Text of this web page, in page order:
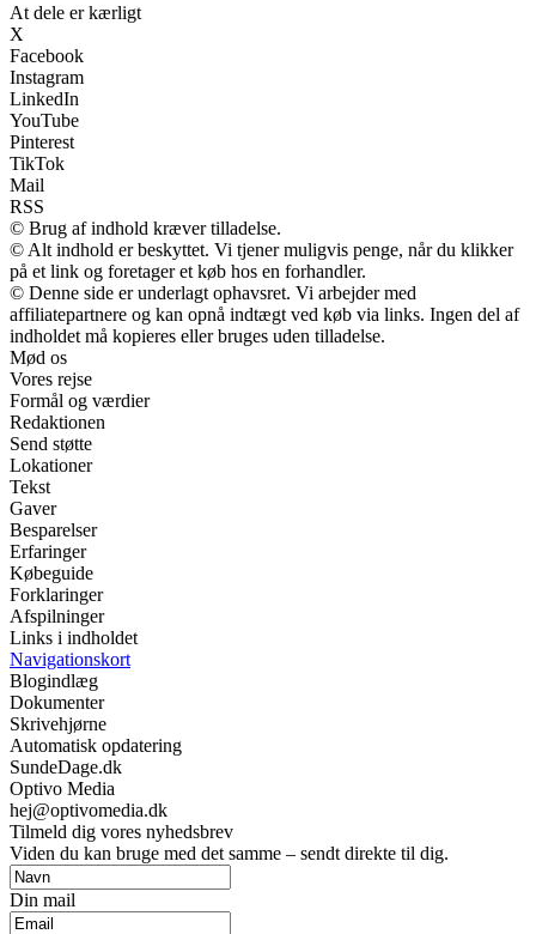
At dele er kærligt
X
Facebook
Instagram
LinkedIn
YouTube
Pinterest
TikTok
Mail
RSS
© Brug af indhold kræver tilladelse.
© Alt indhold er beskyttet. Vi tjener muligvis penge, når du klikker
på et link og foretager et køb hos en forhandler.
© Denne side er underlagt ophavsret. Vi arbejder med
affiliatepartnere og kan opnå indtægt ved køb via links. Ingen del af
indholdet må kopieres eller bruges uden tilladelse.
Mød os
Vores rejse
Formål og værdier
Redaktionen
Send støtte
Lokationer
Tekst
Gaver
Besparelser
Erfaringer
Købeguide
Forklaringer
Afspilninger
Links i indholdet
Navigationskort
Blogindlæg
Dokumenter
Skrivehjørne
Automatisk opdatering
SundeDage.dk
Optivo Media
hej@optivomedia.dk
Tilmeld dig vores nyhedsbrev
Viden du kan bruge med det samme – sendt direkte til dig.
Din mail